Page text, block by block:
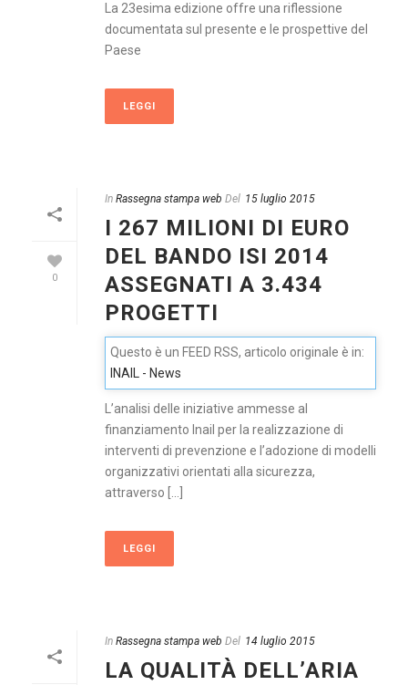
La 23esima edizione offre una riflessione
documentata sul presente e le prospettive del
Paese
LEGGI
0
In Rassegna stampa web Del 15 luglio 2015
I 267 MILIONI DI EURO
DEL BANDO ISI 2014
ASSEGNATI A 3.434
PROGETTI
Questo è un FEED RSS, articolo originale è in:
INAIL - News
L’analisi delle iniziative ammesse al
finanziamento Inail per la realizzazione di
interventi di prevenzione e l’adozione di modelli
organizzativi orientati alla sicurezza,
attraverso [...]
LEGGI
In Rassegna stampa web Del 14 luglio 2015
LA QUALITÀ DELL’ARIA